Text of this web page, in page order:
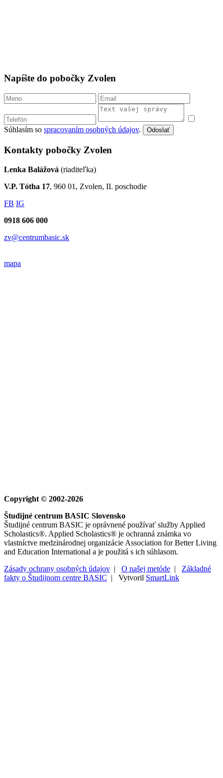
Napíšte do pobočky Zvolen
Súhlasím so spracovaním osobných údajov. Odoslať
Kontakty pobočky Zvolen
Lenka Balážová (riaditeľka)
V.P. Tótha 17, 960 01, Zvolen, II. poschodie
FB IG
0918 606 000
zv@centrumbasic.sk
mapa
Copyright © 2002-2026
Študijné centrum BASIC Slovensko
Študijné centrum BASIC je oprávnené používať služby Applied
Scholastics®. Applied Scholastics® je ochranná známka vo
vlastníctve medzinárodnej organizácie Association for Better Living
and Education International a je použitá s ich súhlasom.
Zásady ochrany osobných údajov | O našej metóde | Základné
fakty o Študijnom centre BASIC | Vytvoril SmartLink